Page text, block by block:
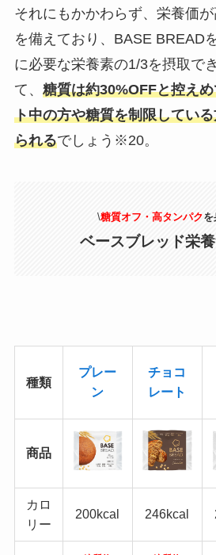
それにもかかわらず、栄養価
を備えており、BASE BREAD
に必要な栄養素の1/3を摂取で
て、 糖質は約30%OFFと控え
ト中の方や糖質を制限してい
られるでしょう※20。
\糖質オフ・高タンパクを
ベースブレッド栄
種類
プレー
ン
チョコ
レート
商品
カロ
リー
200kcal 246kcal